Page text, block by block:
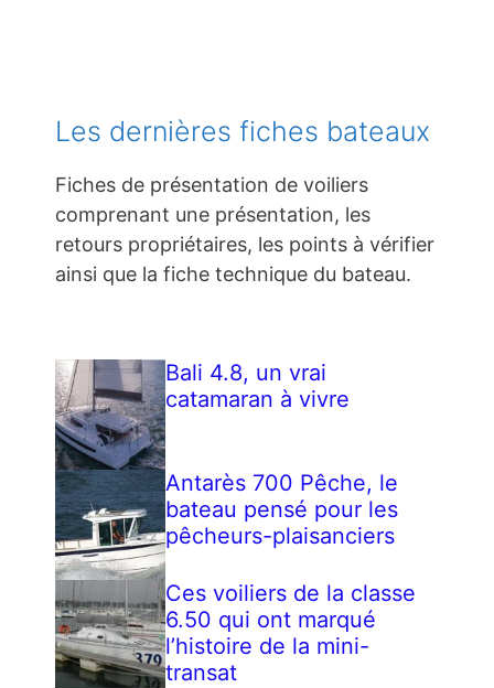
Les dernières fiches bateaux
Fiches de présentation de voiliers
comprenant une présentation, les
retours propriétaires, les points à vérifier
ainsi que la fiche technique du bateau.
Bali 4.8, un vrai
catamaran à vivre
Antarès 700 Pêche, le
bateau pensé pour les
pêcheurs-plaisanciers
Ces voiliers de la classe
6.50 qui ont marqué
l’histoire de la mini-
transat